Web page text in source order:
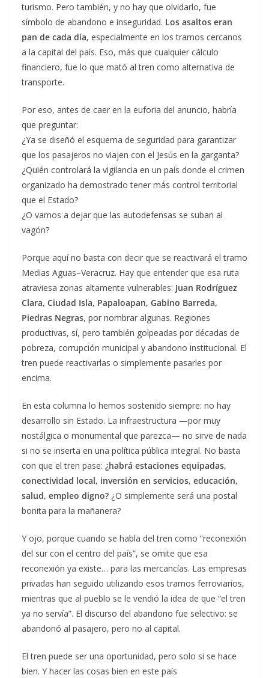
turismo. Pero también, y no hay que olvidarlo, fue
símbolo de abandono e inseguridad. Los asaltos eran
pan de cada día, especialmente en los tramos cercanos
a la capital del país. Eso, más que cualquier cálculo
financiero, fue lo que mató al tren como alternativa de
transporte.
Por eso, antes de caer en la euforia del anuncio, habría
que preguntar:
¿Ya se diseñó el esquema de seguridad para garantizar
que los pasajeros no viajen con el Jesús en la garganta?
¿Quién controlará la vigilancia en un país donde el crimen
organizado ha demostrado tener más control territorial
que el Estado?
¿O vamos a dejar que las autodefensas se suban al
vagón?
Porque aquí no basta con decir que se reactivará el tramo
Medias Aguas–Veracruz. Hay que entender que esa ruta
atraviesa zonas altamente vulnerables: Juan Rodríguez
Clara, Ciudad Isla, Papaloapan, Gabino Barreda,
Piedras Negras, por nombrar algunas. Regiones
productivas, sí, pero también golpeadas por décadas de
pobreza, corrupción municipal y abandono institucional. El
tren puede reactivarlas o simplemente pasarles por
encima.
En esta columna lo hemos sostenido siempre: no hay
desarrollo sin Estado. La infraestructura —por muy
nostálgica o monumental que parezca— no sirve de nada
si no se inserta en una política pública integral. No basta
con que el tren pase: ¿habrá estaciones equipadas,
conectividad local, inversión en servicios, educación,
salud, empleo digno? ¿O simplemente será una postal
bonita para la mañanera?
Y ojo, porque cuando se habla del tren como “reconexión
del sur con el centro del país”, se omite que esa
reconexión ya existe… para las mercancías. Las empresas
privadas han seguido utilizando esos tramos ferroviarios,
mientras que al pueblo se le vendió la idea de que “el tren
ya no servía”. El discurso del abandono fue selectivo: se
abandonó al pasajero, pero no al capital.
El tren puede ser una oportunidad, pero solo si se hace
bien. Y hacer las cosas bien en este país